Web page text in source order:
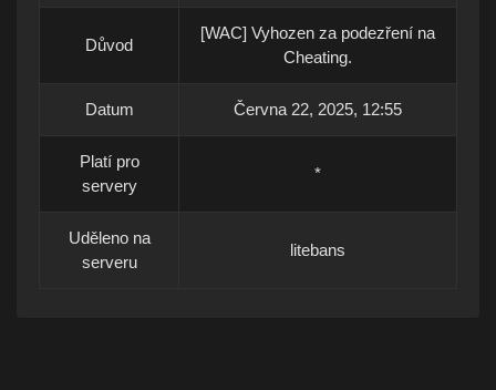
Důvod
[WAC] Vyhozen za podezření na
Cheating.
Datum Června 22, 2025, 12:55
Platí pro
servery
*
Uděleno na
serveru
litebans